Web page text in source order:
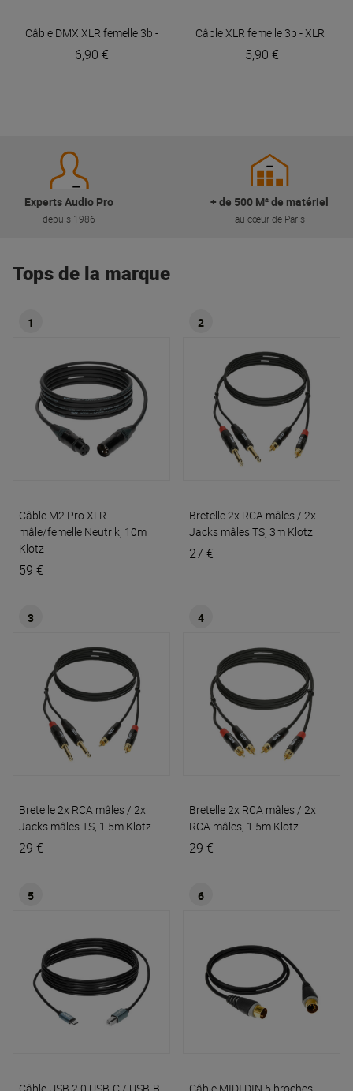
Câble DMX XLR femelle 3b - XLR mâle 3b 3m EasyPlugger
6,90 €
Câble XLR femelle 3b - XLR
5,90 €
Experts Audio Pro
depuis 1986
+ de 500 M² de matériel
au cœur de Paris
Tops de la marque
1
Câble M2 Pro XLR
mâle/femelle Neutrik, 10m
Klotz
59 €
2
Bretelle 2x RCA mâles / 2x
Jacks mâles TS, 3m Klotz
27 €
3
Bretelle 2x RCA mâles / 2x
Jacks mâles TS, 1.5m Klotz
29 €
4
Bretelle 2x RCA mâles / 2x
RCA mâles, 1.5m Klotz
29 €
5
Câble USB 2.0 USB-C / USB-B
6
Câble MIDI DIN 5 broches